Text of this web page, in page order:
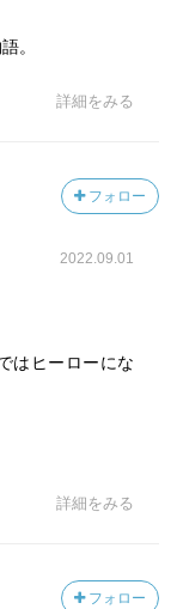
。
詳細をみる
フォロー
2022.09.01
はヒーローにな
詳細をみる
フォロー